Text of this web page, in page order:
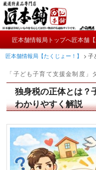
メ
イ
ン
ン
テ
サ
ブ
コ
テ
ン
匠本舗情報局
かにやおせちについてのお
ン
メ
イ
ン
コ
テ
ン
サ
ブ
コ
ン
ン
ツ
匠本舗情報局トップへ匠本舗
匠本舗情報局【たくじょー！】 >子
「子ども子育て支援金制度 」
独身税の正体とは？
わかりやすく解説